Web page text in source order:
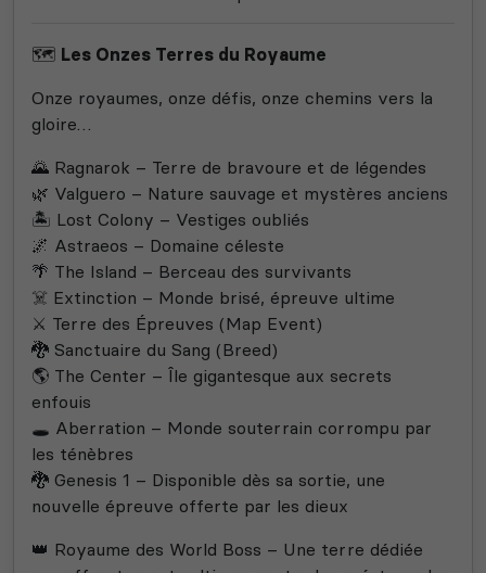
🗺️ Les Onzes Terres du Royaume
Onze royaumes, onze défis, onze chemins vers la
gloire…
🌄 Ragnarok – Terre de bravoure et de légendes
🌿 Valguero – Nature sauvage et mystères anciens
🏝️ Lost Colony – Vestiges oubliés
🌌 Astraeos – Domaine céleste
🌴 The Island – Berceau des survivants
☠️ Extinction – Monde brisé, épreuve ultime
⚔️ Terre des Épreuves (Map Event)
🐉 Sanctuaire du Sang (Breed)
🌎 The Center – Île gigantesque aux secrets
enfouis
🕳️ Aberration – Monde souterrain corrompu par
les ténèbres
🐉 Genesis 1 – Disponible dès sa sortie, une
nouvelle épreuve offerte par les dieux
👑 Royaume des World Boss – Une terre dédiée